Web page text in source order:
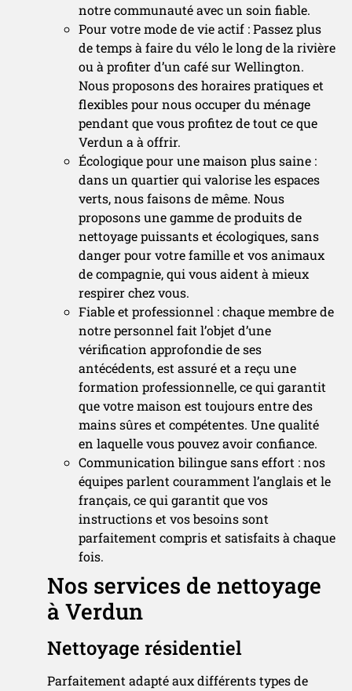
notre communauté avec un soin fiable.
Pour votre mode de vie actif : Passez plus
de temps à faire du vélo le long de la rivière
ou à profiter d’un café sur Wellington.
Nous proposons des horaires pratiques et
flexibles pour nous occuper du ménage
pendant que vous profitez de tout ce que
Verdun a à offrir.
Écologique pour une maison plus saine :
dans un quartier qui valorise les espaces
verts, nous faisons de même. Nous
proposons une gamme de produits de
nettoyage puissants et écologiques, sans
danger pour votre famille et vos animaux
de compagnie, qui vous aident à mieux
respirer chez vous.
Fiable et professionnel : chaque membre de
notre personnel fait l’objet d’une
vérification approfondie de ses
antécédents, est assuré et a reçu une
formation professionnelle, ce qui garantit
que votre maison est toujours entre des
mains sûres et compétentes. Une qualité
en laquelle vous pouvez avoir confiance.
Communication bilingue sans effort : nos
équipes parlent couramment l’anglais et le
français, ce qui garantit que vos
instructions et vos besoins sont
parfaitement compris et satisfaits à chaque
fois.
Nos services de nettoyage
à Verdun
Nettoyage résidentiel
Parfaitement adapté aux différents types de